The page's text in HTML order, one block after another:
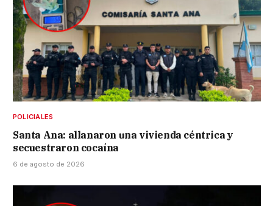
POLICIALES
Santa Ana: allanaron una vivienda céntrica y
secuestraron cocaína
6 de agosto de 2026